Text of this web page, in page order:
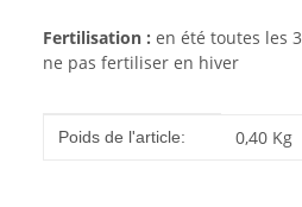
Fertilisation : en été toutes les
ne pas fertiliser en hiver
#productDetails.itemValue#
Poids de l'article: 0,40 Kg